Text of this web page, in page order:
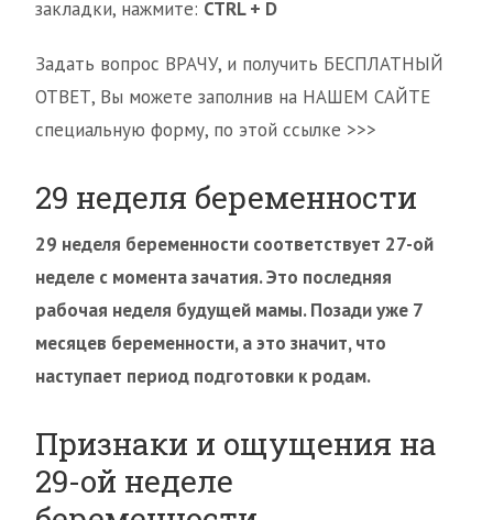
закладки, нажмите: CTRL + D
Задать вопрос ВРАЧУ, и получить БЕСПЛАТНЫЙ
ОТВЕТ, Вы можете заполнив на НАШЕМ САЙТЕ
специальную форму, по этой ссылке >>>
29 неделя беременности
29 неделя беременности соответствует 27-ой
неделе с момента зачатия. Это последняя
рабочая неделя будущей мамы. Позади уже 7
месяцев беременности, а это значит, что
наступает период подготовки к родам.
Признаки и ощущения на
29-ой неделе